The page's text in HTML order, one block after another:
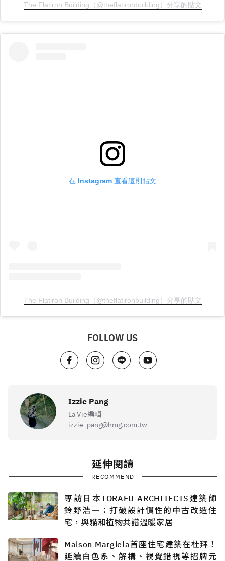
The Flatiron Building（@theflatironbuilding）分享的貼文
在 Instagram 查看這則貼文
The Flatiron Building（@theflatironbuilding）分享的貼文
FOLLOW US
Izzie Pang
La Vie編輯
izzie_pang@hmg.com.tw
延伸閱讀
RECOMMEND
專訪日本TORAFU ARCHITECTS建築師
鈴野浩一：打破設計慣性的中古改造住
宅，與貓和植物共譜溫暖家居
Maison Margiela首座住宅建築在杜拜！
延續白色系、解構、視覺錯視等招牌元